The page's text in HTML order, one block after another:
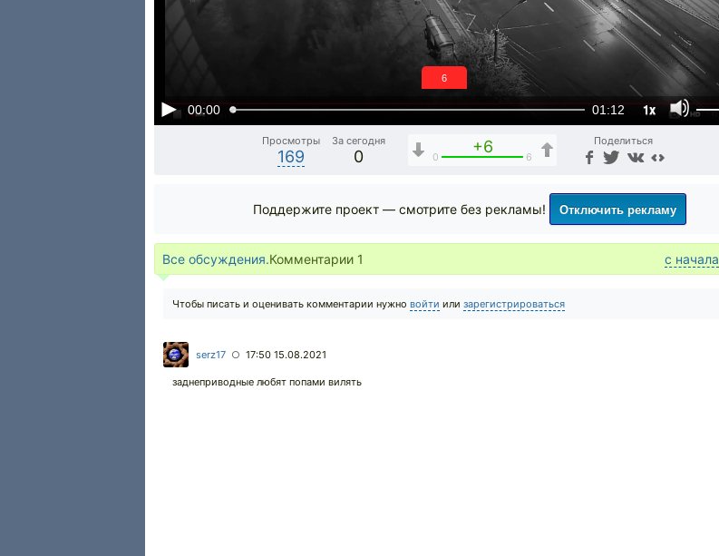
00:00 01:12 1x
6
Просмотры
169
За сегодня
0
+6
0 6
Поделиться
Поддержите проект — смотрите без рекламы! Отключить рекламу
Все обсуждения.Комментарии 1 с начала
Чтобы писать и оценивать комментарии нужно войти или зарегистрироваться
serz17 ○ 17:50 15.08.2021
заднеприводные любят попами вилять